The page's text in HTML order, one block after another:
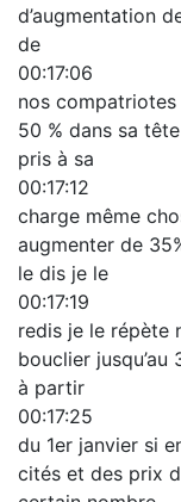
d’augmentation
de
00:17:06
nos
50 % dans sa
pris à sa
00:17:12
charge même
augmenter de
le dis je le
00:17:19
redis je le répète
bouclier jusqu’au
à partir
00:17:25
du 1er janvier si
cités et des prix